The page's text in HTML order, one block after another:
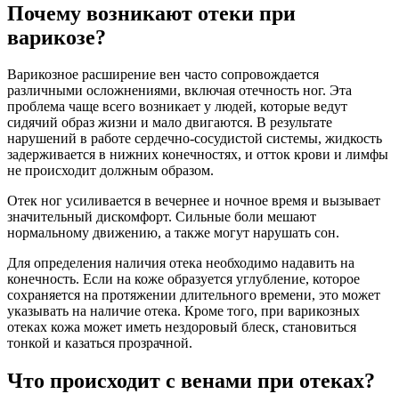
Почему возникают отеки при
варикозе?
Варикозное расширение вен часто сопровождается
различными осложнениями, включая отечность ног. Эта
проблема чаще всего возникает у людей, которые ведут
сидячий образ жизни и мало двигаются. В результате
нарушений в работе сердечно-сосудистой системы, жидкость
задерживается в нижних конечностях, и отток крови и лимфы
не происходит должным образом.
Отек ног усиливается в вечернее и ночное время и вызывает
значительный дискомфорт. Сильные боли мешают
нормальному движению, а также могут нарушать сон.
Для определения наличия отека необходимо надавить на
конечность. Если на коже образуется углубление, которое
сохраняется на протяжении длительного времени, это может
указывать на наличие отека. Кроме того, при варикозных
отеках кожа может иметь нездоровый блеск, становиться
тонкой и казаться прозрачной.
Что происходит с венами при отеках?